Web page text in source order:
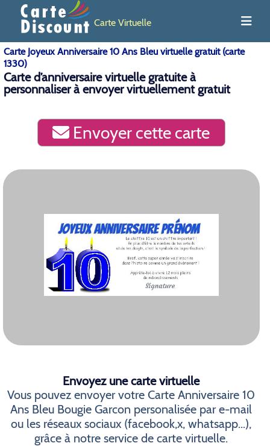
Carte Virtuelle
Carte Joyeux Anniversaire 10 Ans Bleu virtuelle gratuit (carte
1330)
Carte d’anniversaire virtuelle gratuite à
personnaliser à envoyer virtuellement gratuit
Envoyer cette carte
Envoyez une carte virtuelle
Vous pouvez envoyer votre Carte Anniversaire 10
Ans Bleu Bougie Garcon personalisée par e-mail
ou les réseaux sociaux (facebook,x, whatsapp...),
grâce à notre service de carte virtuelle.